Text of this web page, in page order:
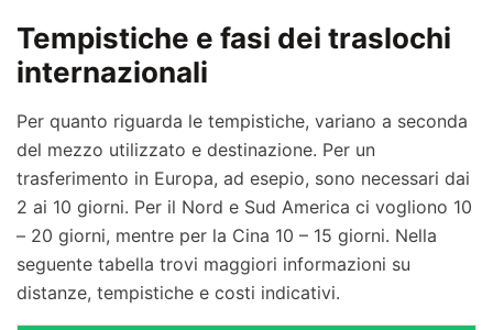
Tempistiche e fasi dei traslochi
internazionali
Per quanto riguarda le tempistiche, variano a seconda
del mezzo utilizzato e destinazione. Per un
trasferimento in Europa, ad esepio, sono necessari dai
2 ai 10 giorni. Per il Nord e Sud America ci vogliono 10
– 20 giorni, mentre per la Cina 10 – 15 giorni. Nella
seguente tabella trovi maggiori informazioni su
distanze, tempistiche e costi indicativi.